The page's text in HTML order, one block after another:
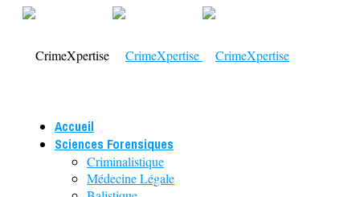
Accueil
Sciences Forensiques
Criminalistique
Médecine Légale